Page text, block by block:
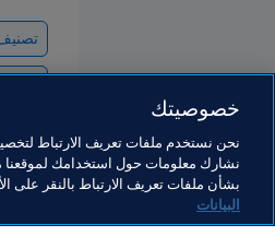
خصوصيتك
نحن نستخدم ملفات تعريف الارتباط
نشارك معلومات حول استخدامك لموقعنا
بشأن ملفات تعريف الارتباط بالنقر على
البيانات